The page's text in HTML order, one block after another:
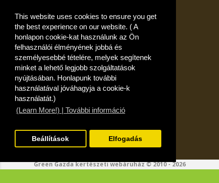
This website uses cookies to ensure you get
the best experience on our website. ( A
honlapon cookie-kat használunk az Ön
felhasználói élményének jobbá és
személyesebbé tételére, melyek segítenek
minket a lehető legjobb szolgáltatások
nyújtásában. Honlapunk további
használatával jóváhagyja a cookie-k
használatát.)
(Learn More!) | További információ
Beállítások Elfogadás
Akciós ajánlatok
Fiók
Kívánságlista
Green Gazda kertészeti webáruház © 2010 - 2026